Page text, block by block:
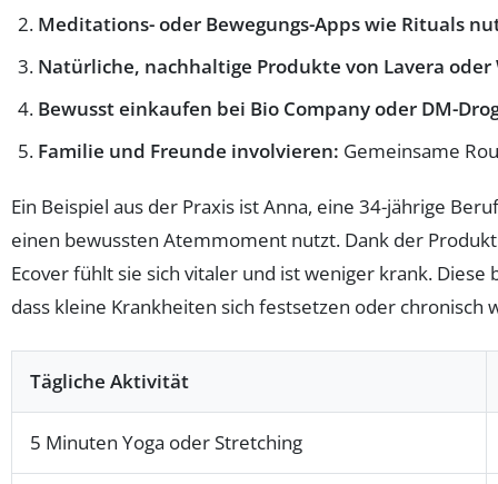
Meditations- oder Bewegungs-Apps wie Rituals
Natürliche, nachhaltige Produkte von Lavera
Bewusst einkaufen bei Bio Company oder DM-
Familie und Freunde involvieren: Gemeinsame
Ein Beispiel aus der Praxis ist Anna, eine 34-jährige
einen bewussten Atemmoment nutzt. Dank der
Ecover fühlt sie sich vitaler und ist weniger krank.
dass kleine Krankheiten sich festsetzen oder chronisch
Tägliche Aktivität
5 Minuten Yoga oder Stretching